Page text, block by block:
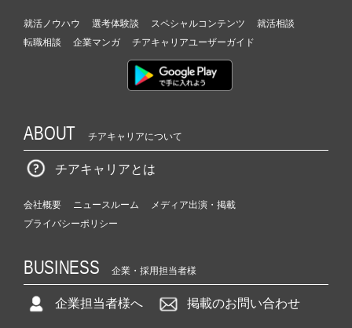
就活ノウハウ 選考体験談 スペシャルコンテンツ
就活相談
転職相談
企業マンガ チアキャリアユーザーガイド
ABOUT チアキャリアについて
チアキャリアとは
会社概要 ニュースルーム
メディア出演・掲載
プライバシーポリシー
BUSINESS 企業・採用担当者様
企業担当者様へ 掲載のお問い合わせ